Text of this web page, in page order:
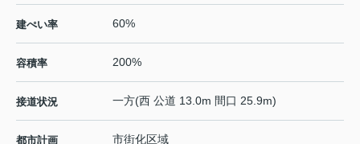
建ぺい率 60%
容積率 200%
接道状況 一方(西 公道 13.0m 間口 25.9m)
都市計画 市街化区域